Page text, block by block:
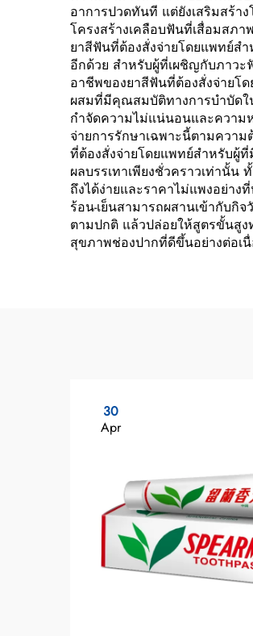
อาการปวดทันที แต่ยังเสริมสร้า
โครงสร้างเคลือบฟันที่เสื่อมสภ
ยาสีฟันที่ต้องสั่งจ่ายโดยแพทย์ส
อีกด้วย สำหรับผู้ที่เผชิญกับภาวะ
อาชีพของยาสีฟันที่ต้องสั่งจ่ายโ
ผสมที่มีคุณสมบัติทางการบำบัดใ
กำจัดความไม่แน่นอนและควา
จ่ายการรักษาเฉพาะนี้ตามควา
ที่ต้องสั่งจ่ายโดยแพทย์สำหรับผู้
ผลบรรเทาเพียงชั่วคราวเท่านั้
ถึงได้ง่ายและราคาไม่แพงอย่า
ร้อน-เย็นสามารถผสานเข้ากับ
ตามปกติ แล้วปล่อยให้สูตรขั้นสู
สุขภาพช่องปากที่ดีขึ้นอย่างต่อเนื่
30
Apr